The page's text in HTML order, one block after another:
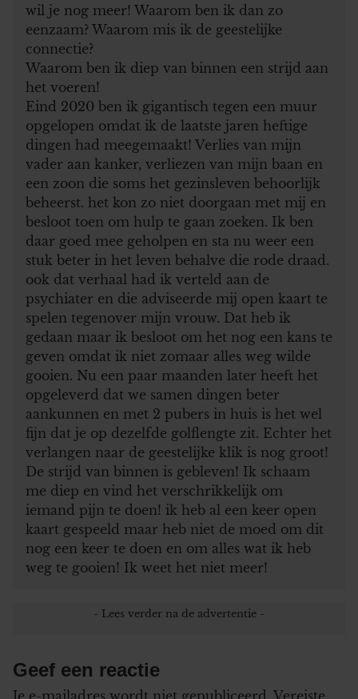
wil je nog meer! Waarom ben ik dan zo
eenzaam? Waarom mis ik de geestelijke
connectie?
Waarom ben ik diep van binnen een strijd aan
het voeren!
Eind 2020 ben ik gigantisch tegen een muur
opgelopen omdat ik de laatste jaren heftige
dingen had meegemaakt! Verlies van mijn
vader aan kanker, verliezen van mijn baan en
een zoon die soms het gezinsleven behoorlijk
beheerst. het kon zo niet doorgaan met mij en
besloot toen om hulp te gaan zoeken. Ik ben
daar goed mee geholpen en sta nu weer een
stuk beter in het leven behalve die rode draad.
ook dat verhaal had ik verteld aan de
psychiater en die adviseerde mij open kaart te
spelen tegenover mijn vrouw. Dat heb ik
gedaan maar ik besloot om het nog een kans te
geven omdat ik niet zomaar alles weg wilde
gooien. Nu een paar maanden later heeft het
opgeleverd dat we samen dingen beter
aankunnen en met 2 pubers in huis is het wel
fijn dat je op dezelfde golflengte zit. Echter het
verlangen naar de geestelijke klik is nog groot!
De strijd van binnen is gebleven! Ik schaam
me diep en vind het verschrikkelijk om
iemand pijn te doen! ik heb al een keer open
kaart gespeeld maar heb niet de moed om dit
nog een keer te doen en om alles wat ik heb
weg te gooien! Ik weet het niet meer!
Geef een reactie
Je e-mailadres wordt niet gepubliceerd. Vereiste